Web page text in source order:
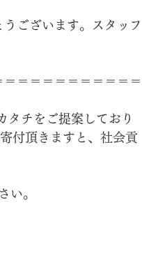
ございます。スタッフ
＝＝＝＝＝＝＝＝＝＝
タチをご提案しており
付頂きますと、社会貢
い。